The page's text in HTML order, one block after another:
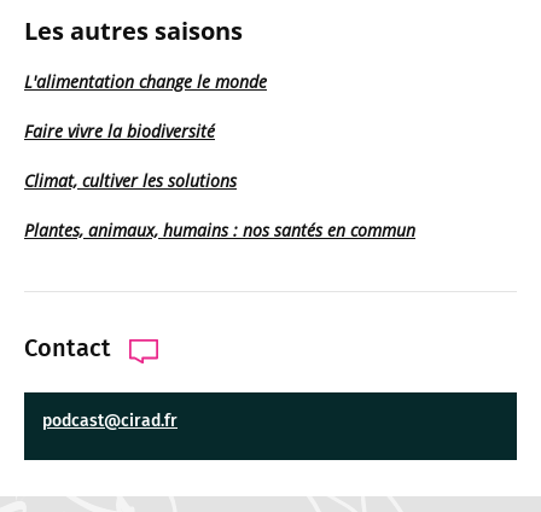
Les autres saisons
L'alimentation change le monde
Faire vivre la biodiversité
Climat, cultiver les solutions
Plantes, animaux, humains : nos santés en commun
Contact
podcast@cirad.fr